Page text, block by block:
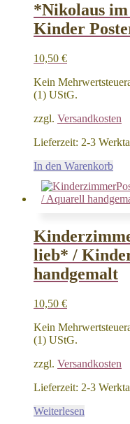
*Nikolaus
Kinder
10,50 €
Kein
(1) UStG.
zzgl. Versandkosten
Lieferzeit: 2-3
In den Warenkorb
lieb* /
handgemalt
10,50 €
Kein
(1) UStG.
zzgl. Versandkosten
Lieferzeit: 2-3
Weiterlesen